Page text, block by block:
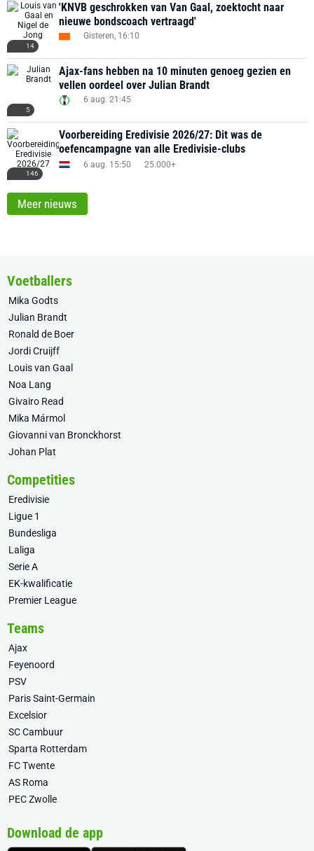
14
'KNVB geschrokken van Van Gaal, zoektocht naar
nieuwe bondscoach vertraagd'
Gisteren, 16:10
5
Ajax-fans hebben na 10 minuten genoeg gezien en
vellen oordeel over Julian Brandt
6 aug. 21:45
146
Voorbereiding Eredivisie 2026/27: Dit was de
oefencampagne van alle Eredivisie-clubs
6 aug. 15:50 25.000+
Meer nieuws
Voetballers
Mika Godts
Julian Brandt
Ronald de Boer
Jordi Cruijff
Louis van Gaal
Noa Lang
Givairo Read
Mika Mármol
Giovanni van Bronckhorst
Johan Plat
Competities
Eredivisie
Ligue 1
Bundesliga
Laliga
Serie A
EK-kwalificatie
Premier League
Teams
Ajax
Feyenoord
PSV
Paris Saint-Germain
Excelsior
SC Cambuur
Sparta Rotterdam
FC Twente
AS Roma
PEC Zwolle
Download de app